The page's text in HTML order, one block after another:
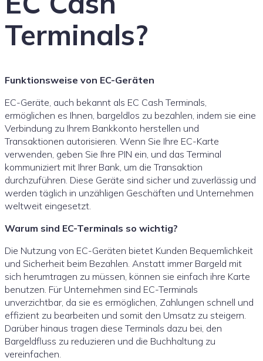
Terminals?
Funktionsweise von EC-Geräten
EC-Geräte, auch bekannt als EC Cash Terminals,
ermöglichen es Ihnen, bargeldlos zu bezahlen, indem sie eine
Verbindung zu Ihrem Bankkonto herstellen und
Transaktionen autorisieren. Wenn Sie Ihre EC-Karte
verwenden, geben Sie Ihre PIN ein, und das Terminal
kommuniziert mit Ihrer Bank, um die Transaktion
durchzuführen. Diese Geräte sind sicher und zuverlässig und
werden täglich in unzähligen Geschäften und Unternehmen
weltweit eingesetzt.
Warum sind EC-Terminals so wichtig?
Die Nutzung von EC-Geräten bietet Kunden Bequemlichkeit
und Sicherheit beim Bezahlen. Anstatt immer Bargeld mit
sich herumtragen zu müssen, können sie einfach ihre Karte
benutzen. Für Unternehmen sind EC-Terminals
unverzichtbar, da sie es ermöglichen, Zahlungen schnell und
effizient zu bearbeiten und somit den Umsatz zu steigern.
Darüber hinaus tragen diese Terminals dazu bei, den
Bargeldfluss zu reduzieren und die Buchhaltung zu
vereinfachen.